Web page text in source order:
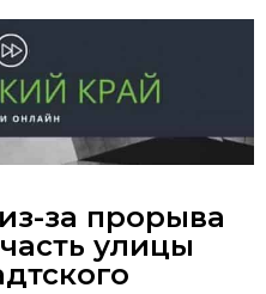
за прорыва
улицы